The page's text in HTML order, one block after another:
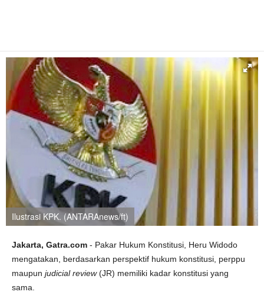
Ilustrasi KPK. (ANTARAnews/ft)
Jakarta, Gatra.com - Pakar Hukum Konstitusi, Heru Widodo
mengatakan, berdasarkan perspektif hukum konstitusi, perppu
maupun judicial review(JR) memiliki kadar konstitusi yang
sama.